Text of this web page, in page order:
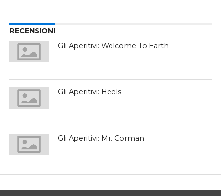
RECENSIONI
Gli Aperitivi: Welcome To Earth
Gli Aperitivi: Heels
Gli Aperitivi: Mr. Corman